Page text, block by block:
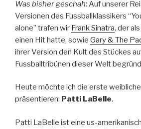
Was bisher geschah:Auf unserer
Versionen des Fussballklassikers
alone” trafen wir Frank Sinatra, der
einen Hit hatte, sowie Gary & The
ihrer Version den Kult des Stückes
Fussballtribünen dieser Welt
Heute möchte ich die erste
präsentieren: Patti LaBelle.
Patti LaBelle ist eine us-